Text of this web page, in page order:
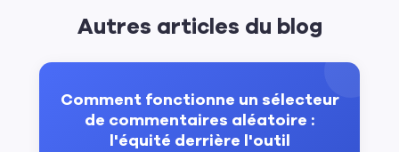
Autres articles du blog
Comment fonctionne un sélecteur
de commentaires aléatoire :
l'équité derrière l'outil